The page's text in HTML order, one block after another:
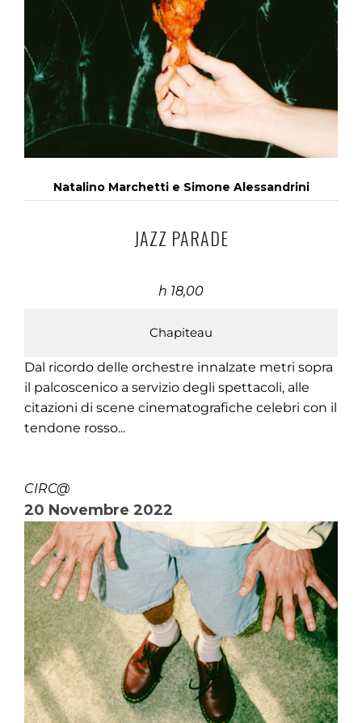
Natalino Marchetti e Simone Alessandrini
JAZZ PARADE
h 18,00
Chapiteau
Dal ricordo delle orchestre innalzate metri sopra
il palcoscenico a servizio degli spettacoli, alle
citazioni di scene cinematografiche celebri con il
tendone rosso...
CIRC@
20 Novembre 2022